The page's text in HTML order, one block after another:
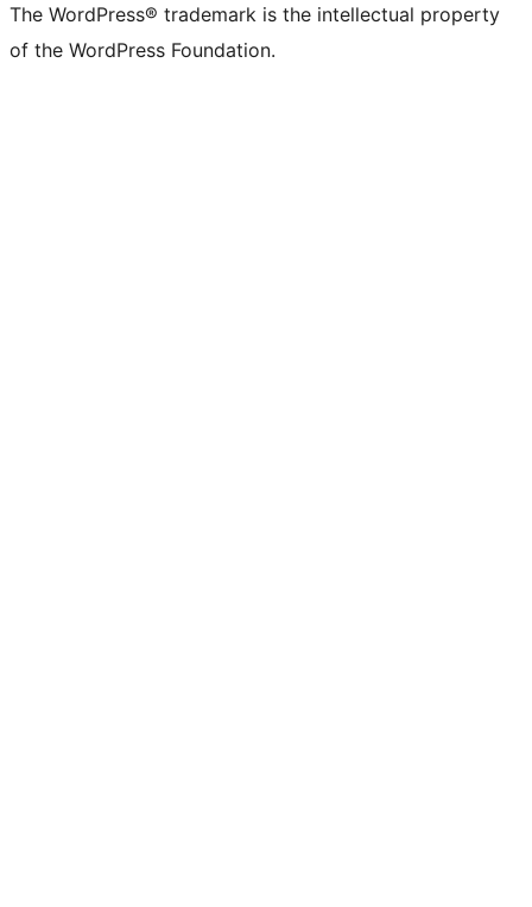
The WordPress® trademark is the intellectual property
of the WordPress Foundation.